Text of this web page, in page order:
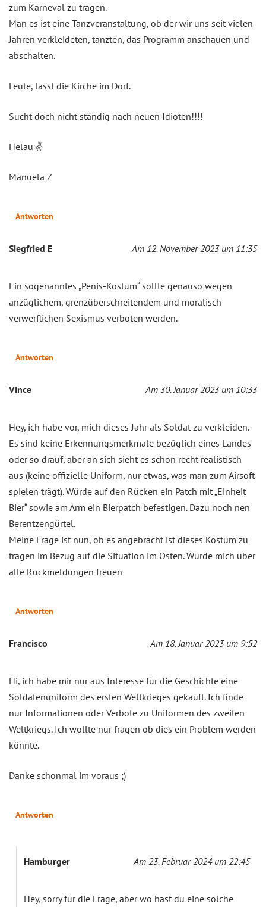
zum Karneval zu tragen.
Man es ist eine Tanzveranstaltung, ob der wir uns seit vielen
Jahren verkleideten, tanzten, das Programm anschauen und
abschalten.
Leute, lasst die Kirche im Dorf.
Sucht doch nicht ständig nach neuen Idioten!!!!
Helau ✌
Manuela Z
Antworten
Siegfried E Am 12. November 2023 um 11:35
Ein sogenanntes „Penis-Kostüm“ sollte genauso wegen
anzüglichem, grenzüberschreitendem und moralisch
verwerflichen Sexismus verboten werden.
Antworten
Vince Am 30. Januar 2023 um 10:33
Hey, ich habe vor, mich dieses Jahr als Soldat zu verkleiden.
Es sind keine Erkennungsmerkmale bezüglich eines Landes
oder so drauf, aber an sich sieht es schon recht realistisch
aus (keine offizielle Uniform, nur etwas, was man zum Airsoft
spielen trägt). Würde auf den Rücken ein Patch mit „Einheit
Bier“ sowie am Arm ein Bierpatch befestigen. Dazu noch nen
Berentzengürtel.
Meine Frage ist nun, ob es angebracht ist dieses Kostüm zu
tragen im Bezug auf die Situation im Osten. Würde mich über
alle Rückmeldungen freuen
Antworten
Francisco Am 18. Januar 2023 um 9:52
Hi, ich habe mir nur aus Interesse für die Geschichte eine
Soldatenuniform des ersten Weltkrieges gekauft. Ich finde
nur Informationen oder Verbote zu Uniformen des zweiten
Weltkriegs. Ich wollte nur fragen ob dies ein Problem werden
könnte.
Danke schonmal im voraus ;)
Antworten
Hamburger Am 23. Februar 2024 um 22:45
Hey, sorry für die Frage, aber wo hast du eine solche